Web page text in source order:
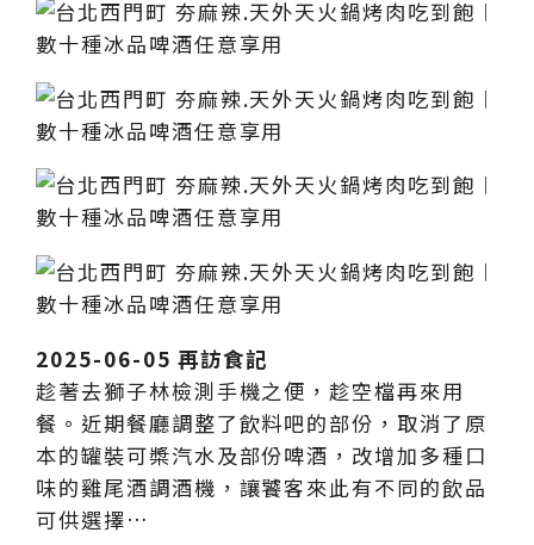
2025-06-05 再訪食記
趁著去獅子林檢測手機之便，趁空檔再來用
餐。近期餐廳調整了飲料吧的部份，取消了原
本的罐裝可槳汽水及部份啤酒，改增加多種口
味的雞尾酒調酒機，讓饕客來此有不同的飲品
可供選擇…